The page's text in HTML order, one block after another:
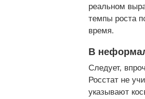
реальном
темпы роста
время.
В
Следует,
Росстат не
указывают